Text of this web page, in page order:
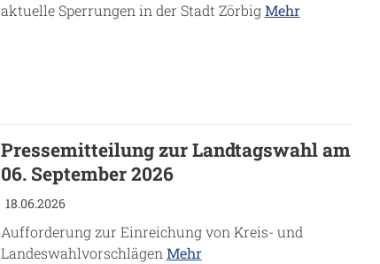
aktuelle Sperrungen in der Stadt ZörbigMehr
Pressemitteilung zur Landtagswahl am
06. September 2026
18.06.2026
Aufforderung zur Einreichung von Kreis- und
Landeswahlvorschlägen Mehr